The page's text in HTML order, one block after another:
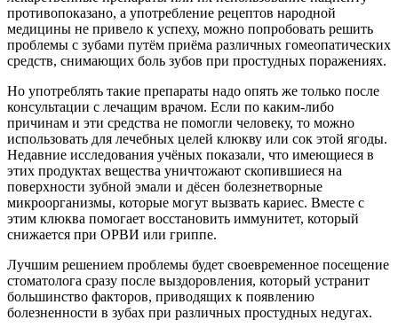
противопоказано, а употребление рецептов народной
медицины не привело к успеху, можно попробовать решить
проблемы с зубами путём приёма различных гомеопатических
средств, снимающих боль зубов при простудных поражениях.
Но употреблять такие препараты надо опять же только после
консультации с лечащим врачом. Если по каким-либо
причинам и эти средства не помогли человеку, то можно
использовать для лечебных целей клюкву или сок этой ягоды.
Недавние исследования учёных показали, что имеющиеся в
этих продуктах вещества уничтожают скопившиеся на
поверхности зубной эмали и дёсен болезнетворные
микроорганизмы, которые могут вызвать кариес. Вместе с
этим клюква помогает восстановить иммунитет, который
снижается при ОРВИ или гриппе.
Лучшим решением проблемы будет своевременное посещение
стоматолога сразу после выздоровления, который устранит
большинство факторов, приводящих к появлению
болезненности в зубах при различных простудных недугах.